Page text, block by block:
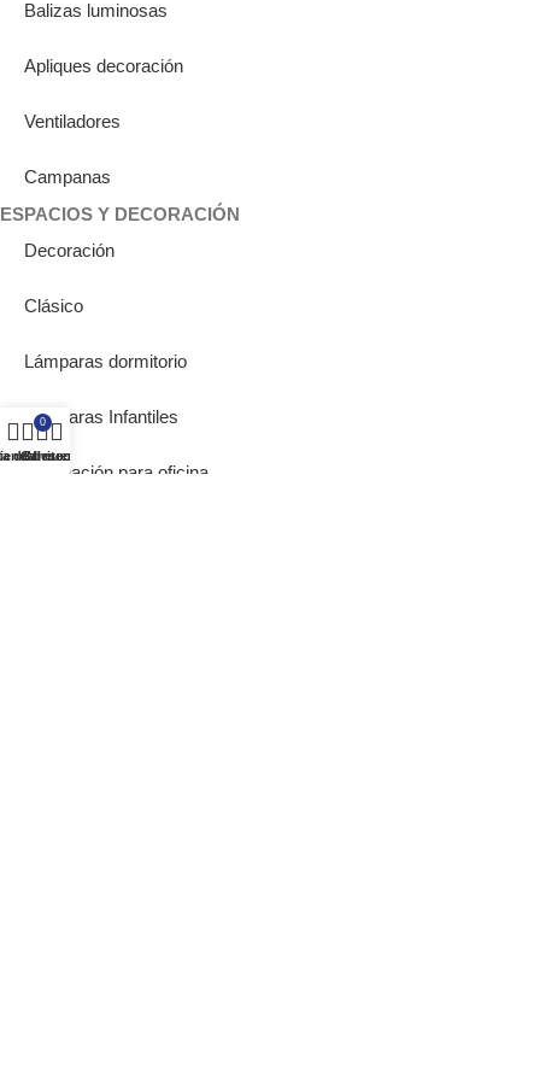
Balizas luminosas
Apliques decoración
Ventiladores
Campanas
ESPACIOS Y DECORACIÓN
Decoración
Clásico
Lámparas dormitorio
Lámparas Infantiles
Iluminación para oficina
de deseos
0
Carrito
Mi cuenta